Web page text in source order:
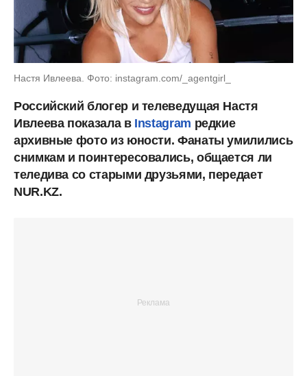
Настя Ивлеева. Фото: instagram.com/_agentgirl_
Российский блогер и телеведущая Настя
Ивлеева показала вInstagram редкие
архивные фото из юности. Фанаты умилились
снимкам и поинтересовались, общается ли
теледива со старыми друзьями, передает
NUR.KZ.